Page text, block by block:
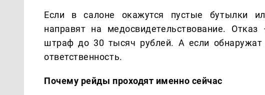
Если в салоне окажутся пустые бутылки
направят на медосвидетельствование.
штраф до 30 тысяч рублей. А если
ответственность.
Почему рейды проходят именно сейчас